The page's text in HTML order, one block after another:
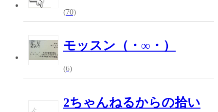
(70)
モッスン（・∞・）
(6)
2ちゃんねるからの拾い